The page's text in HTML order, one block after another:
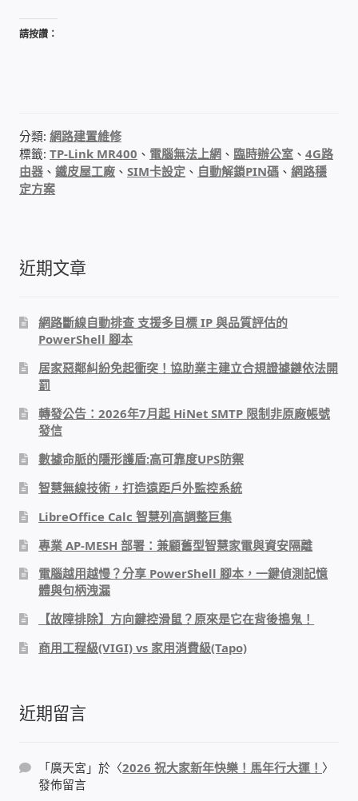
PHP程式設計
監視器DIY
監視器租賃方案
鎧鋒企業(KCA)智能監視系統
太陽能系統監視器
監視器 信和 TBC 固定IP
監視器RS485開門開鐵門開燈開保全
監視器異地備份備援
監控安防 工具 軟體 手冊
IP-PBX 租賃 借測 (雲端總機)
通航國際(Tonnet)
請按讚：
分類:網路建置維修
標籤:TP-Link MR400 、 電腦無法上網 、 臨時辦公室 、4G路
由器 、鐵皮屋工廠 、SIM卡設定 、 自動解鎖PIN碼 、網路穩
定方案
近期文章
網路斷線自動排查 支援多目標 IP 與品質評估的
PowerShell 腳本
居家惡鄰糾紛免起衝突！協助業主建立合規證據鏈依法開
罰
轉發公告：2026年7月起 HiNet SMTP 限制非原廠帳號
發信
數據命脈的隱形護盾:高可靠度UPS防禦
智慧無線技術，打造遠距戶外監控系統
LibreOffice Calc 智慧列高調整巨集
專業 AP-MESH 部署：兼顧舊型智慧家電與資安隔離
電腦越用越慢？分享 PowerShell 腳本，一鍵偵測記憶
體與句柄洩漏
【故障排除】方向鍵控滑鼠？原來是它在背後搗鬼！
商用工程級(VIGI) vs 家用消費級(Tapo)
近期留言
「廣天宮 」於〈2026 祝大家新年快樂！馬年行大運！ 〉
發佈留言